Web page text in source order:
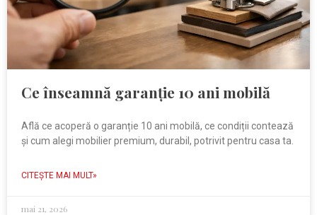
Ce înseamnă garanție 10 ani mobilă
Află ce acoperă o garanție 10 ani mobilă, ce condiții contează
și cum alegi mobilier premium, durabil, potrivit pentru casa ta.
CITEŞTE MAI MULT»
mai 21, 2026